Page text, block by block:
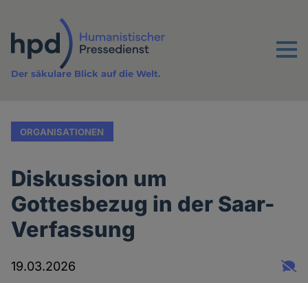
Inhalt
Menu
Der säkulare Blick auf die Welt.
ORGANISATIONEN
Diskussion um
Gottesbezug in der Saar-
Verfassung
19.03.2026